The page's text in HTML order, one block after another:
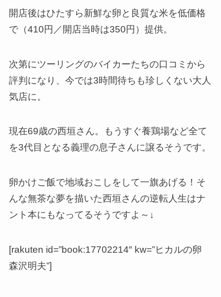
開店後はひたすら新鮮な卵と良質な米を低価格
で（410円／開店当時は350円）提供。
次第にツーリングのバイカーたちの口コミから
評判になり、今では3時間待ち も珍しくない大人
気店に。
現在69歳の西垣さん。もうすぐ養鶏場など全て
を3代目となる義理の息子さんに譲るそうです。
卵かけご飯で地域おこしをして一旗あげる！そ
んな無茶な夢を描いた西垣さんの逆転人生はナ
ント本にもなってるそうですよ～↓
[rakuten id=”book:17702214″ kw=”ヒカルの卵
森沢明夫”]